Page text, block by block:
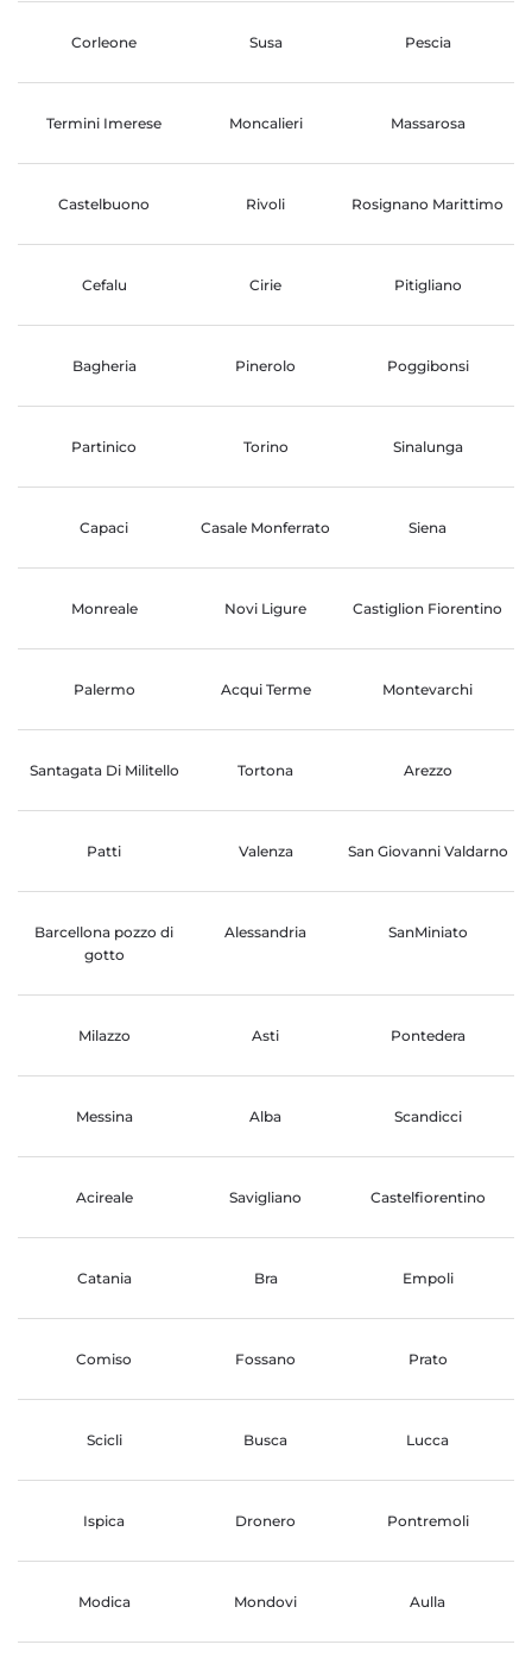
Corleone Susa Pescia
Termini Imerese Moncalieri Massarosa
Castelbuono Rivoli Rosignano Marittimo
Cefalu Cirie Pitigliano
Bagheria Pinerolo Poggibonsi
Partinico Torino Sinalunga
Capaci Casale Monferrato Siena
Monreale Novi Ligure Castiglion Fiorentino
Palermo Acqui Terme Montevarchi
Santagata Di Militello Tortona Arezzo
Patti Valenza San Giovanni Valdarno
Barcellona pozzo di
gotto
Alessandria SanMiniato
Milazzo Asti Pontedera
Messina Alba Scandicci
Acireale Savigliano Castelfiorentino
Catania Bra Empoli
Comiso Fossano Prato
Scicli Busca Lucca
Ispica Dronero Pontremoli
Modica Mondovi Aulla